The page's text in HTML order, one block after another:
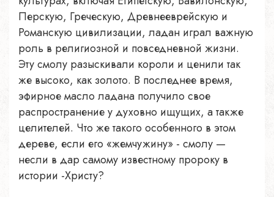
Перскую, Греческую, Древнееврейскую и
Романскую цивилизации, ладан играл важную
роль в религиозной и повседневной жизни.
Эту смолу разыскивали короли и ценили так
же высоко, как золото. В последнее время,
эфирное масло ладана получило свое
распространение у духовно ищущих, а также
целителей. Что же такого особенного в этом
дереве, если его «жемчужину» - смолу —
несли в дар самому известному пророку в
истории -Христу?